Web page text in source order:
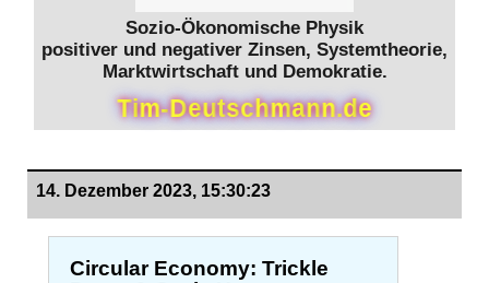
Sozio-Ökonomische Physik
positiver und negativer Zinsen, Systemtheorie,
Marktwirtschaft und Demokratie.
Tim-Deutschmann.de
14. Dezember 2023, 15:30:23
Circular Economy: Trickle